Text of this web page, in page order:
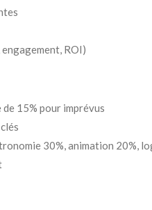
ROI)
15% pour imprévus
30%, animation 20%,